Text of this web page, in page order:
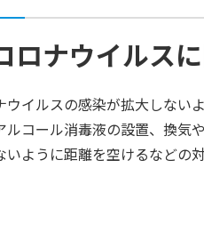
ロナウイルス
ウイルスの感染が拡大しない
ルコール消毒液の設置、換気
ように距離を空けるなどの対